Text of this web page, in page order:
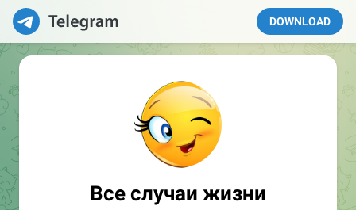
DOWNLOAD
Все случаи жизни